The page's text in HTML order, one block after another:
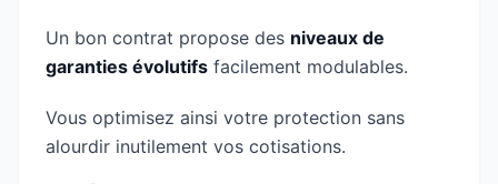
Un bon contrat propose des niveaux de
garanties évolutifs facilement modulables.
Vous optimisez ainsi votre protection sans
alourdir inutilement vos cotisations.